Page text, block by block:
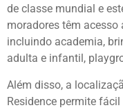
de classe mundial e
moradores têm
incluindo academia,
adulta e infantil,
Além disso, a
Residence permite